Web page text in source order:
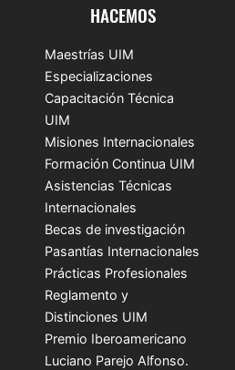
HACEMOS
Maestrías UIM
Especializaciones
Capacitación Técnica
UIM
Misiones Internacionales
Formación Continua UIM
Asistencias Técnicas
Internacionales
Becas de investigación
Pasantías Internacionales
Prácticas Profesionales
Reglamento y
Distinciones UIM
Premio Iberoamericano
Luciano Parejo Alfonso.